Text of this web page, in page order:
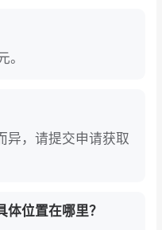
）不
续、可控智能的综
为电子门票，国内
行观众身份认证审
。
异，请提交申请获取
位置在哪里？